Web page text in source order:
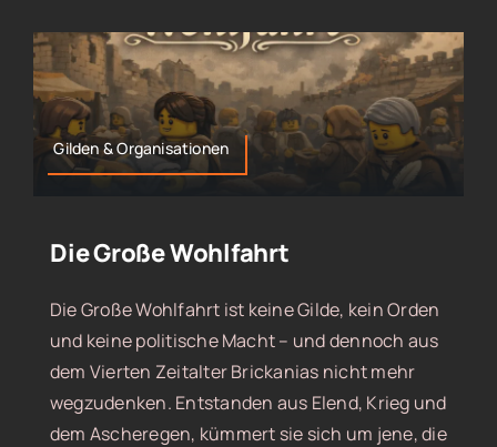
Gilden & Organisationen
Die Große Wohlfahrt
Die Große Wohlfahrt ist keine Gilde, kein Orden
und keine politische Macht – und dennoch aus
dem Vierten Zeitalter Brickanias nicht mehr
wegzudenken. Entstanden aus Elend, Krieg und
dem Ascheregen, kümmert sie sich um jene, die